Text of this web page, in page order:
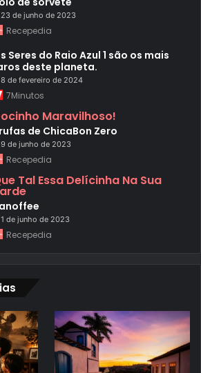
23 de junho de 2023
Recepedia
Seres do Raio Azul 1 são os mais
deste planeta.
8 de fevereiro de 2024
7Minutos
Maravilhoso!
de ChicaBon Zero
9 de junho de 2023
Recepedia
Tal Essa Delícinha Na Sua
1 de junho de 2023
Recepedia